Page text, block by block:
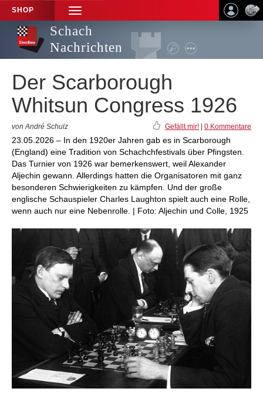
SHOP
TOGGLE
NAVIGATION
Schach
Nachrichten
Der Scarborough
Whitsun Congress 1926
von André Schulz Gefällt mir! 0 Kommentare
23.05.2026 – In den 1920er Jahren gab es in Scarborough
(England) eine Tradition von Schachchfestivals über Pfingsten.
Das Turnier von 1926 war bemerkenswert, weil Alexander
Aljechin gewann. Allerdings hatten die Organisatoren mit ganz
besonderen Schwierigkeiten zu kämpfen. Und der große
englische Schauspieler Charles Laughton spielt auch eine Rolle,
wenn auch nur eine Nebenrolle. | Foto: Aljechin und Colle, 1925